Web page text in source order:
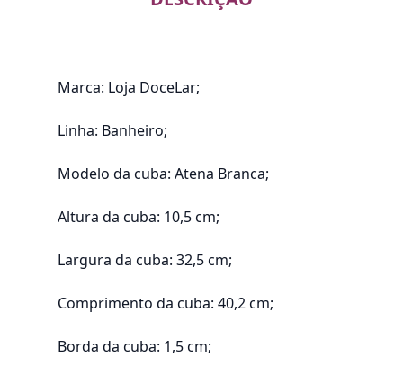
Marca: Loja DoceLar;
Linha: Banheiro;
Modelo da cuba: Atena Branca;
Altura da cuba: 10,5 cm;
Largura da cuba: 32,5 cm;
Comprimento da cuba: 40,2 cm;
Borda da cuba: 1,5 cm;